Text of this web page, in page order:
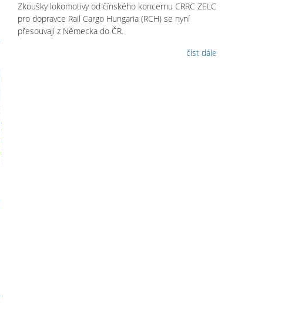
Zkoušky lokomotivy od čínského koncernu CRRC ZELC
pro dopravce Rail Cargo Hungaria (RCH) se nyní
přesouvají z Německa do ČR.
číst dále